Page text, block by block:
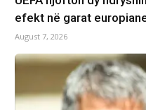
efekt në garat
August 7, 2026